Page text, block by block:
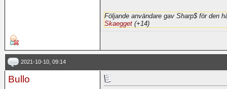
Följande användare gav Sharp$ för den
Skaegget (+14)
2021-10-10, 09:14
Bullo